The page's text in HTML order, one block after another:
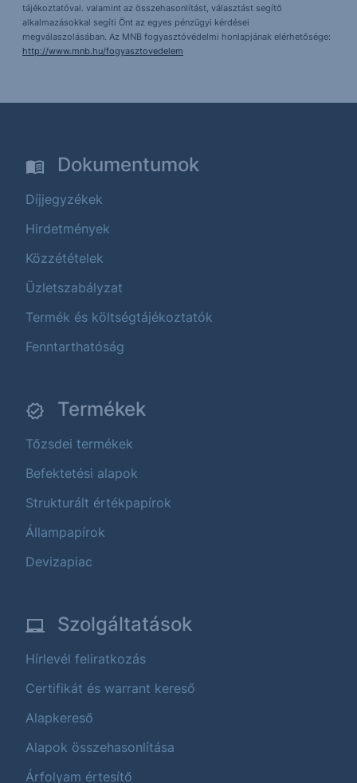
tájékoztatóval. valamint az összehasonlítást, választást segítő
alkalmazásokkal segíti Önt az egyes pénzügyi kérdései
megválaszolásában. Az MNB fogyasztóvédelmi honlapjának elérhetősége:
http://www.mnb.hu/fogyasztovedelem
Dokumentumok
Díjjegyzékek
Hirdetmények
Közzétételek
Üzletszabályzat
Termék és költségtájékoztatók
Fenntarthatóság
Termékek
Tőzsdei termékek
Befektetési alapok
Strukturált értékpapírok
Állampapírok
Devizapiac
Szolgáltatások
Hírlevél feliratkozás
Certifikát és warrant kereső
Alapkereső
Alapok összehasonlítása
Árfolyam értesítő